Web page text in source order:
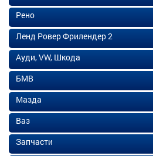
Рено
Ленд Ровер Фрилендер 2
Ауди, VW, Шкода
БМВ
Мазда
Ваз
Запчасти